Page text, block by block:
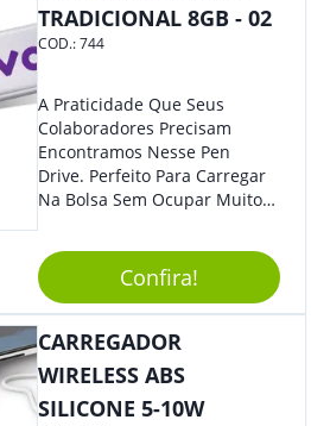
TRADICIONAL 8GB - 02
COD.:744
A Praticidade Que Seus
Colaboradores Precisam
Encontramos Nesse Pen
Drive. Perfeito Para Carregar
Na Bolsa Sem Ocupar Muito
Qualquer Lugar Todos Os
Arquivos Desejados. Ideal
Para Oferecer Em Eventos E
Feiras De Exposições.
Confira!
CARREGADOR
WIRELESS ABS
SILICONE 5-10W